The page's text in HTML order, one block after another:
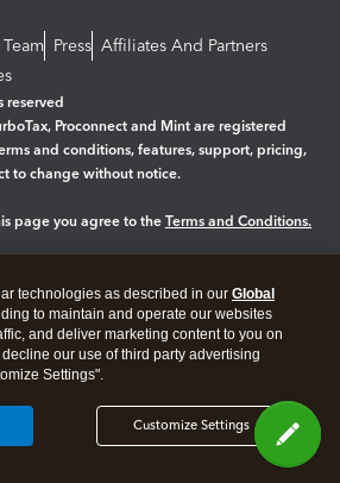
Press Affiliates And Partners
reserved
Proconnect and Mint are registered
and conditions, features, support, pricing,
to change without notice.
page you agree to the Terms and Conditions.
technologies as described in our Global
to maintain and operate our websites
and deliver marketing content to you on
our use of third party advertising
Settings".
Customize Settings